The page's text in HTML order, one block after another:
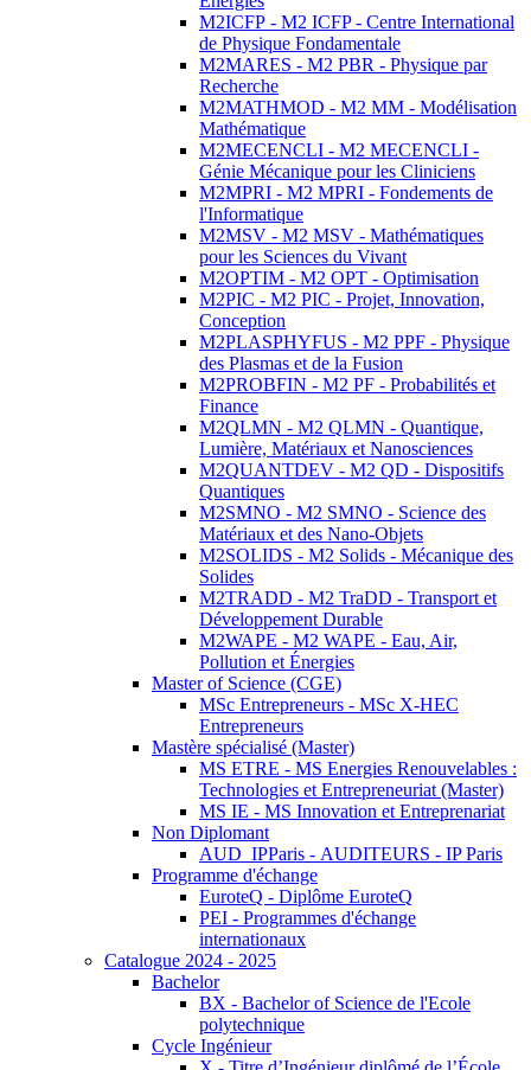
M2ICFP - M2 ICFP - Centre International
de Physique Fondamentale
M2MARES - M2 PBR - Physique par
Recherche
M2MATHMOD - M2 MM - Modélisation
Mathématique
M2MECENCLI - M2 MECENCLI -
Génie Mécanique pour les Cliniciens
M2MPRI - M2 MPRI - Fondements de
l'Informatique
M2MSV - M2 MSV - Mathématiques
pour les Sciences du Vivant
M2OPTIM - M2 OPT - Optimisation
M2PIC - M2 PIC - Projet, Innovation,
Conception
M2PLASPHYFUS - M2 PPF - Physique
des Plasmas et de la Fusion
M2PROBFIN - M2 PF - Probabilités et
Finance
M2QLMN - M2 QLMN - Quantique,
Lumière, Matériaux et Nanosciences
M2QUANTDEV - M2 QD - Dispositifs
Quantiques
M2SMNO - M2 SMNO - Science des
Matériaux et des Nano-Objets
M2SOLIDS - M2 Solids - Mécanique des
Solides
M2TRADD - M2 TraDD - Transport et
Développement Durable
M2WAPE - M2 WAPE - Eau, Air,
Pollution et Énergies
Master of Science (CGE)
MSc Entrepreneurs - MSc X-HEC
Entrepreneurs
Mastère spécialisé (Master)
MS ETRE - MS Energies Renouvelables :
Technologies et Entrepreneuriat (Master)
MS IE - MS Innovation et Entreprenariat
Non Diplomant
AUD_IPParis - AUDITEURS - IP Paris
Programme d'échange
EuroteQ - Diplôme EuroteQ
PEI - Programmes d'échange
internationaux
Catalogue 2024 - 2025
Bachelor
BX - Bachelor of Science de l'Ecole
polytechnique
Cycle Ingénieur